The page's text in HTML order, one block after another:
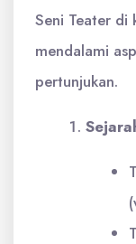
Seni Teater di
mendalami
pertunjukan.